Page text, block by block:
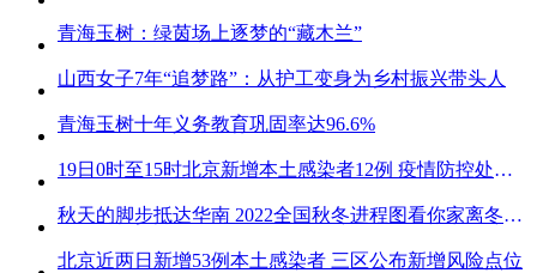
青海玉树：绿茵场上逐梦的“藏木兰”
山西女子7年“追梦路”：从护工变身为乡村振兴带头人
青海玉树十年义务教育巩固率达96.6%
19日0时至15时北京新增本土感染者12例 疫情防控处关键时刻
秋天的脚步抵达华南 2022全国秋冬进程图看你家离冬天有多远
北京近两日新增53例本土感染者 三区公布新增风险点位